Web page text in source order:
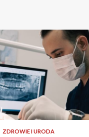
ZDROWIE I URODA